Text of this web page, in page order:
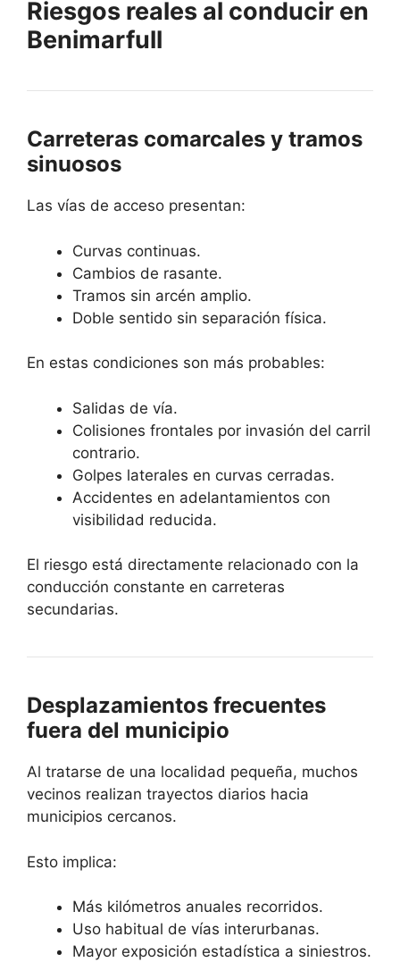
Riesgos reales al conducir en
Benimarfull
Carreteras comarcales y tramos
sinuosos
Las vías de acceso presentan:
Curvas continuas.
Cambios de rasante.
Tramos sin arcén amplio.
Doble sentido sin separación física.
En estas condiciones son más probables:
Salidas de vía.
Colisiones frontales por invasión del carril
contrario.
Golpes laterales en curvas cerradas.
Accidentes en adelantamientos con
visibilidad reducida.
El riesgo está directamente relacionado con la
conducción constante en carreteras
secundarias.
Desplazamientos frecuentes
fuera del municipio
Al tratarse de una localidad pequeña, muchos
vecinos realizan trayectos diarios hacia
municipios cercanos.
Esto implica:
Más kilómetros anuales recorridos.
Uso habitual de vías interurbanas.
Mayor exposición estadística a siniestros.